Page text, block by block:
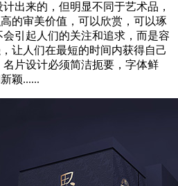
出来的，但明显不同于艺术品，
的审美价值，可以欣赏，可以琢
引起人们的关注和追求，而是容
让人们在最短的时间内获得自己
片设计必须简洁扼要，字体鲜
颖......